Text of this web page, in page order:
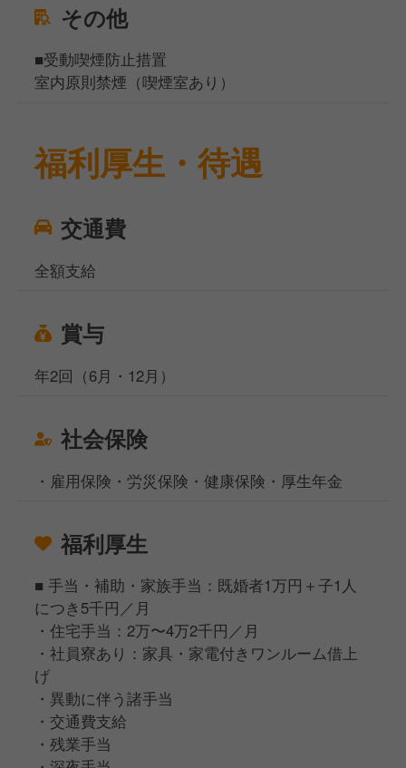
その他
■受動喫煙防止措置
室内原則禁煙（喫煙室あり）
福利厚生・待遇
交通費
全額支給
賞与
年2回（6月・12月）
社会保険
・雇用保険・労災保険・健康保険・厚生年金
福利厚生
■ 手当・補助・家族手当：既婚者1万円＋子1人
につき5千円／月
・住宅手当：2万〜4万2千円／月
・社員寮あり：家具・家電付きワンルーム借上
げ
・異動に伴う諸手当
・交通費支給
・残業手当